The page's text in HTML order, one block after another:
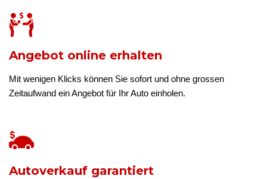
Angebot online erhalten
Mit wenigen Klicks können Sie sofort und ohne grossen
Zeitaufwand ein Angebot für Ihr Auto einholen.
Autoverkauf garantiert